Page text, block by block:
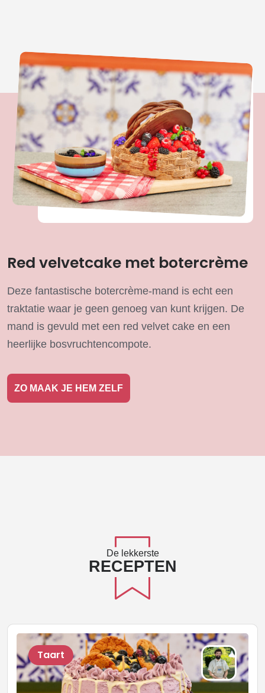
Red velvetcake met botercrème
Deze fantastische botercrème-mand is echt een
traktatie waar je geen genoeg van kunt krijgen. De
mand is gevuld met een red velvet cake en een
heerlijke bosvruchtencompote.
ZO MAAK JE HEM ZELF
De lekkerste
RECEPTEN
Taart